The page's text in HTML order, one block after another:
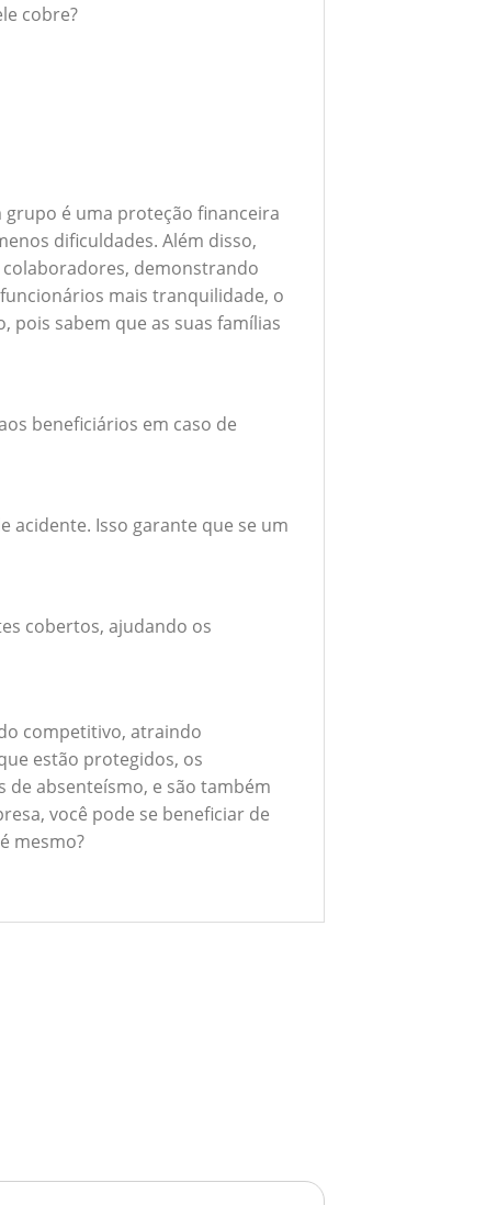
cobre?
grupo é uma proteção financeira
dificuldades. Além disso,
demonstrando
mais tranquilidade, o
pois sabem que as suas famílias
beneficiários em caso de
Isso garante que se um
cobertos, ajudando os
competitivo, atraindo
estão protegidos, os
absenteísmo, e são também
você pode se beneficiar de
mesmo?